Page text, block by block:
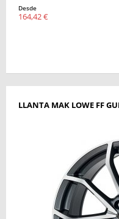
Desde
164,42 €
LLANTA MAK LOWE FF